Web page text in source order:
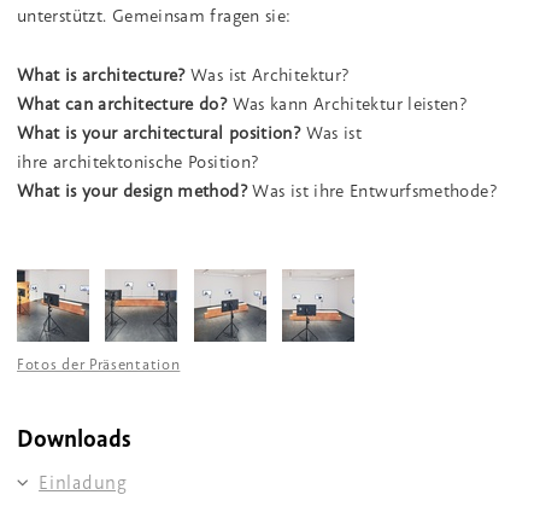
unterstützt. Gemeinsam fragen sie:
What is architecture? Was ist Architektur?
What can architecture do? Was kann Architektur leisten?
What is your architectural position? Was ist
ihre architektonische Position?
What is your design method?Was ist ihre Entwurfsmethode?
Fotos der Präsentation
Downloads
Einladung